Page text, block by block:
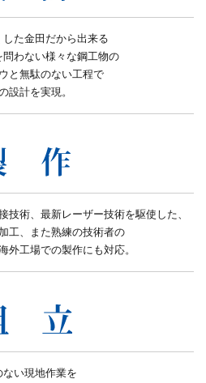
た金田だから出来る
問わない様々な鋼工物の
と無駄のない工程で
設計を実現。
技術、最新レーザー技術を駆使した、
工、また熟練の技術者の
外工場での製作にも対応。
ない現地作業を